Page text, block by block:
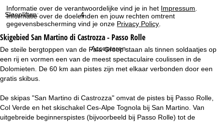
Informatie over de verantwoordelijke vind je in het Impressum
Informatie over de doeleinden en jouw rechten omtrent
gegevensbescherming vind je onze Privacy Policy
Accepteren
a
Sleepliften: 4
Skigebied San Martino di Castrozza - Passo Rolle
De steile bergtoppen van de Pala Groep staan als tinnen soldaatjes op
een rij en vormen een van de meest spectaculaire coulissen in de
Dolomieten. De 60 km aan pistes zijn met elkaar verbonden door een
gratis skibus.
De skipas "San Martino di Castrozza" omvat de pistes bij Passo Rolle,
Col Verde en het skischakel Ces-Alpe Tognola bij San Martino. Van
uitgebreide beginnerspistes (bijvoorbeeld bij Passo Rolle) tot de